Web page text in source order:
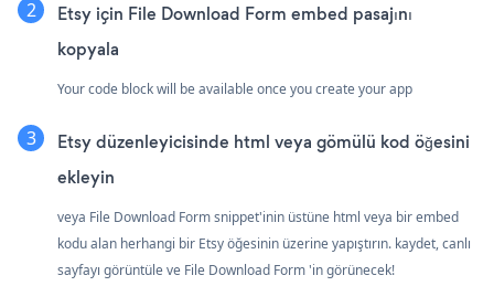
Etsy için File Download Form embed pasajını
kopyala
Your code block will be available once you create your app
Etsy düzenleyicisinde html veya gömülü kod öğesini
ekleyin
veya File Download Form snippet'inin üstüne html veya bir embed
kodu alan herhangi bir Etsy öğesinin üzerine yapıştırın. kaydet, canlı
sayfayı görüntüle ve File Download Form 'in görünecek!